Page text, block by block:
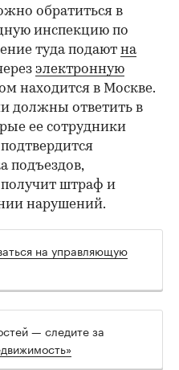
обратиться в
инспекцию по
туда подают на
электронную
находится в Москве.
должны ответить в
ее сотрудники
подъездов,
штраф и
нарушений.
на управляющую
— следите за